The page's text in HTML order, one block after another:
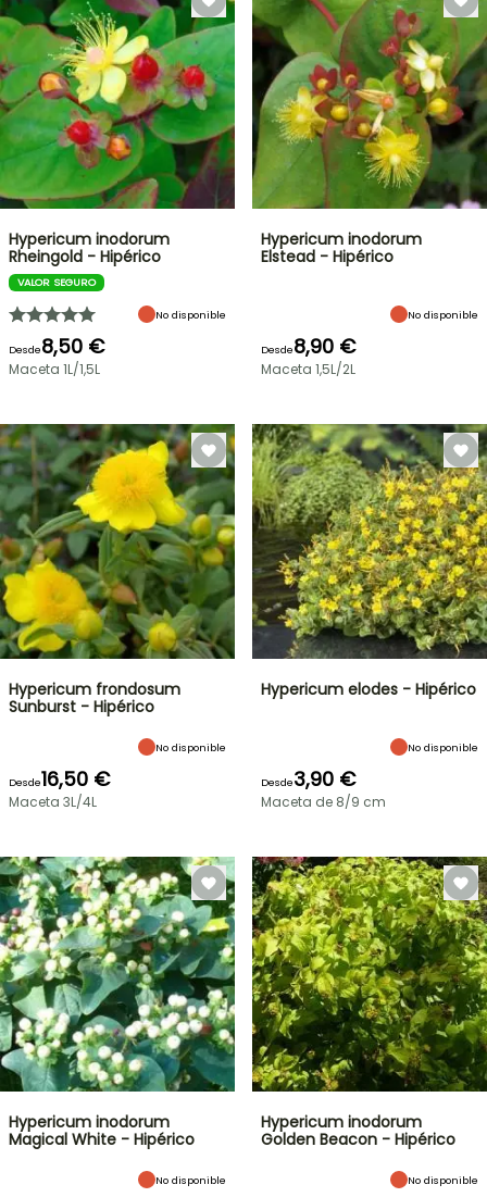
Hypericum inodorum
Rheingold - Hipérico
VALOR SEGURO
No disponible
Desde8,50 €
Maceta 1L/1,5L
Hypericum inodorum
Elstead - Hipérico
No disponible
Desde8,90 €
Maceta 1,5L/2L
Hypericum frondosum
Sunburst - Hipérico
No disponible
Desde16,50 €
Maceta 3L/4L
Hypericum elodes - Hipérico
No disponible
Desde3,90 €
Maceta de 8/9 cm
Hypericum inodorum
Magical White - Hipérico
No disponible
Hypericum inodorum
Golden Beacon - Hipérico
No disponible